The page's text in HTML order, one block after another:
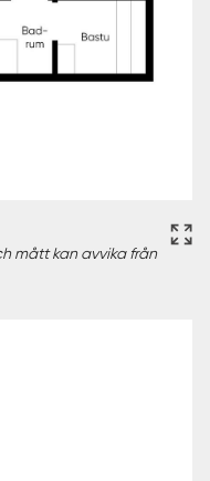
mått kan avvika från